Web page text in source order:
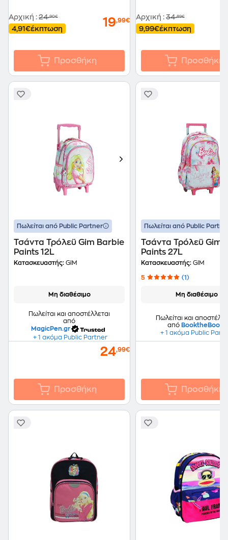
Αρχική : 24,90€
4,91€έκπτωση 19,99€
Προσθήκη
Αρχική : 34,89€
9,99€έκπτωση
Προσθήκη
Πωλείται από Public Partner
Τσάντα Τρόλεϋ Gim Barbie
Paints 12L
Κατασκευαστής: GIM
Μη διαθέσιμο
Πωλείται και αποστέλλεται
από
MagicPen.gr
+ 1 ακόμα Public Partner
24,99€
Προσθήκη
Πωλείται από Public
Τσάντα Τρόλεϋ Gim
Paints 27L
Κατασκευαστής: GIM
5 (1)
Μη διαθέσιμο
Πωλείται και
από BooktheBook
+ 1 ακόμα Public
Προσθήκη